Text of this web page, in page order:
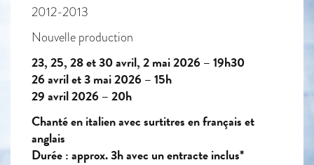
2012-2013
Nouvelle production
23, 25, 28 et 30 avril, 2 mai 2026 – 19h30
26 avril et 3 mai 2026 – 15h
29 avril 2026 – 20h
Chanté en italien avec surtitres en français et
anglais
Durée : approx. 3h avec un entracte inclus*